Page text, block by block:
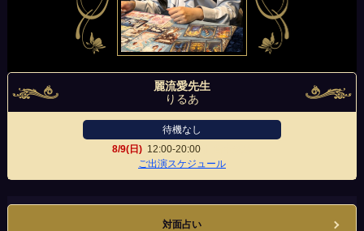
麗流愛先生
りるあ
待機なし
8/9(日) 12:00-20:00
ご出演スケジュール
対面占い